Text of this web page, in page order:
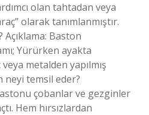
olan tahtadan veya
olarak tanımlanmıştır.
Baston
Yürürken ayakta
metalden yapılmış
neyi temsil eder?
çobanlar ve gezginler
Hem hırsızlardan